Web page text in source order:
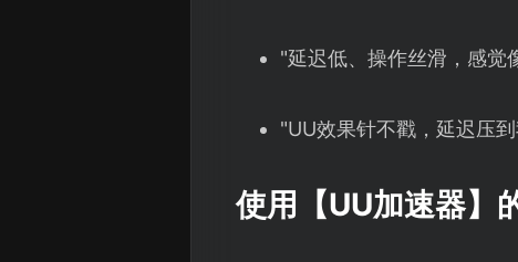
"延迟低、操作丝滑，感觉
"UU效果针不戳，延迟压
使用【UU加速器】